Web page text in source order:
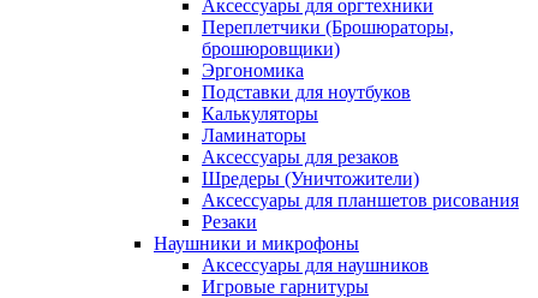
Аксессуары для оргтехники
Переплетчики (Брошюраторы,
брошюровщики)
Эргономика
Подставки для ноутбуков
Калькуляторы
Ламинаторы
Аксессуары для резаков
Шредеры (Уничтожители)
Аксессуары для планшетов рисования
Резаки
Наушники и микрофоны
Аксессуары для наушников
Игровые гарнитуры